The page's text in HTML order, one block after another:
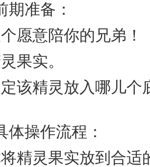
期准备：
愿意陪你的兄弟！
果实。
该精灵放入哪儿个
体操作流程：
精灵果实放到合适